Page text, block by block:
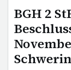
BGH 2